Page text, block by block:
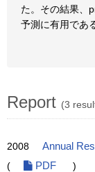
た。その結果、
予測に有用であ
Report (3
2008 Annual
(
PDF )